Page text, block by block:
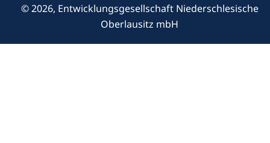
© 2026, Entwicklungsgesellschaft Niederschlesische
Oberlausitz mbH